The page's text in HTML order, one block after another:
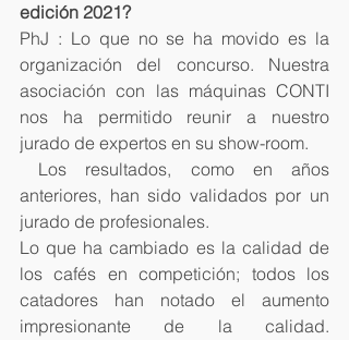
edición 2021?
PhJ : Lo que no se ha movido es la
organización del concurso. Nuestra
asociación con las máquinas CONTI
nos ha permitido reunir a nuestro
jurado de expertos en su show-room.
anteriores, han sido validados por un
jurado de profesionales.
Lo que ha cambiado es la calidad de
los cafés en competición; todos los
catadores han notado el aumento
impresionante de la calidad.